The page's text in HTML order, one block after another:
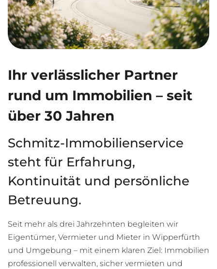
Ihr verlässlicher Partner
rund um Immobilien – seit
über 30 Jahren
Schmitz-Immobilienservice
steht für Erfahrung,
Kontinuität und persönliche
Betreuung.
Seit mehr als drei Jahrzehnten begleiten wir
Eigentümer, Vermieter und Mieter in Wipperfürth
und Umgebung – mit einem klaren Ziel: Immobilien
professionell verwalten, sicher vermieten und